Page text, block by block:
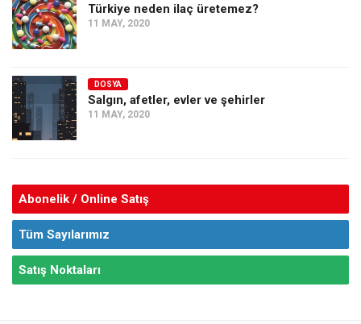
Türkiye neden ilaç üretemez?
11 MAY, 2020
DOSYA
Salgın, afetler, evler ve şehirler
11 MAY, 2020
Abonelik / Online Satış
Tüm Sayılarımız
Satış Noktaları